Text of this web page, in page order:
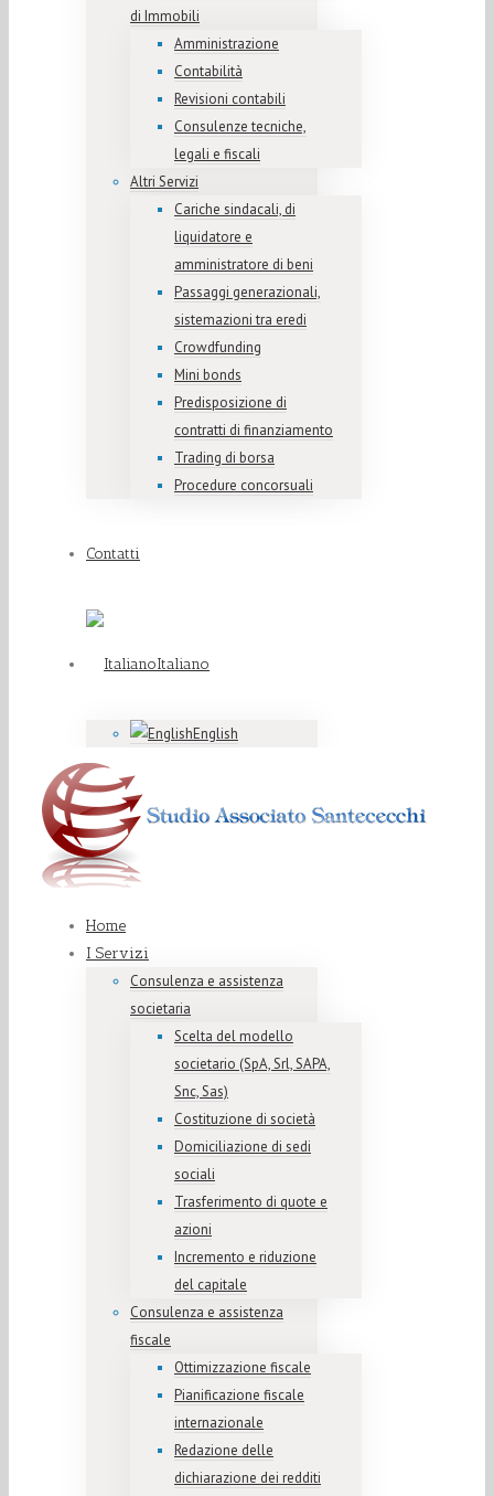
di Immobili
Amministrazione
Contabilità
Revisioni contabili
Consulenze tecniche,
legali e fiscali
Altri Servizi
Cariche sindacali, di
liquidatore e
amministratore di beni
Passaggi generazionali,
sistemazioni tra eredi
Crowdfunding
Mini bonds
Predisposizione di
contratti di finanziamento
Trading di borsa
Procedure concorsuali
Contatti
Italiano
English
Home
I Servizi
Consulenza e assistenza
societaria
Scelta del modello
societario (SpA, Srl, SAPA,
Snc, Sas)
Costituzione di società
Domiciliazione di sedi
sociali
Trasferimento di quote e
azioni
Incremento e riduzione
del capitale
Consulenza e assistenza
fiscale
Ottimizzazione fiscale
Pianificazione fiscale
internazionale
Redazione delle
dichiarazione dei redditi